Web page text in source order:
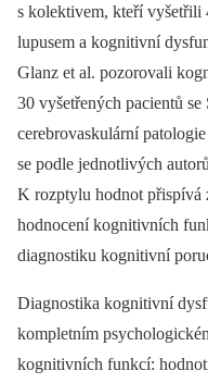
s kolektivem, kteří vyšetřili
lupusem a kognitivní
Glanz et al. pozorovali
30 vyšetřených pacientů
cerebrovaskulární
se podle jednotlivých
K rozptylu hodnot přispívá
hodnocení kognitivních
diagnostiku kognitivní
Diagnostika kognitivní
kompletním
kognitivních funkcí: